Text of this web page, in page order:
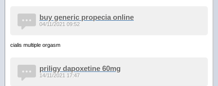
buy generic propecia online
cialis multiple orgasm
04/11/2021 09:52
priligy dapoxetine 60mg
14/11/2021 17:47